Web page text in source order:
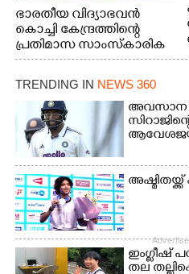
ഭാരതീയ വിദ്യാഭവൻ
കൊച്ചി കേന്ദ്രത്തിന്റെ
പ്രതിമാസ സാംസ്കാരിക
പരിപാടിയുടെ ഭാഗമായി
ടി.ഡി റോഡിലെ ഭാരതീയ
വിദ്യാഭവൻ സർദാർ
പട്ടേൽ സഭാഗൃഹത്തിൽ
എം. അക്ഷതയുടെ
നേതൃത്വത്തിൽ
അവതരിപ്പിച്ച ലയ നമൻ
കഥക് നൃത്തത്തിൽ നിന്ന്
TRENDING IN NEWS 360
അവസാന
അഷ്മിതയ്ക്ക്
ഇംഗ്ളീഷ്
തല